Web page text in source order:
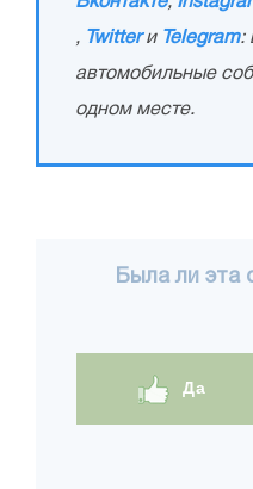
, Twitterи Telegram:
автомобильные
одном месте.
Была ли эта
Да